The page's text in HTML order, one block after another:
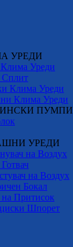
УРЕДИ
Уреди
Клима Уреди
Клима Уреди
ПУМПИ -
УРЕДИ
на Воздух
на Воздух
Бокал
на Притисок
Шпорет